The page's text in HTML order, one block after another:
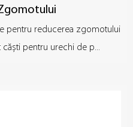
pentru reducerea zgomotului
căști pentru urechi de p...